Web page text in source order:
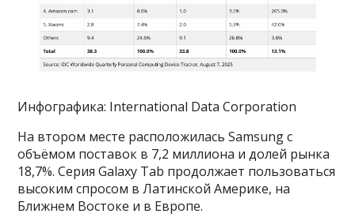
Инфографика: International Data Corporation
На втором месте расположилась Samsung с
объёмом поставок в 7,2 миллиона и долей рынка
18,7%. Серия Galaxy Tab продолжает пользоваться
высоким спросом в Латинской Америке, на
Ближнем Востоке и в Европе.